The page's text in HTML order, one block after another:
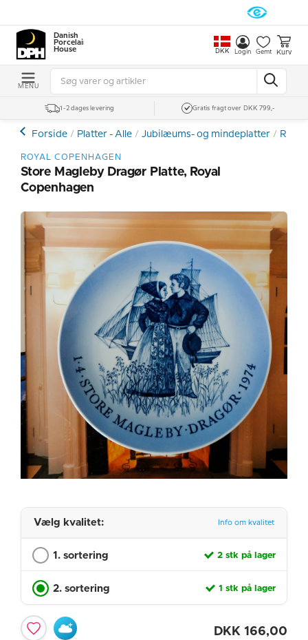
Danish
Porcelain
House
DKK Login Gemt Kurv
MENU
1-2 dages levering Gratis fragt over DKK 799,-
Forside Platter - Alle Jubilæums- og mindeplatter
ROYAL COPENHAGEN
Store Magleby Dragør Platte, Royal
Copenhagen
Vælg kvalitet: Info om kvalitet
1. sortering 2 stk på lager
2. sortering 1 stk på lager
DKK 166,00